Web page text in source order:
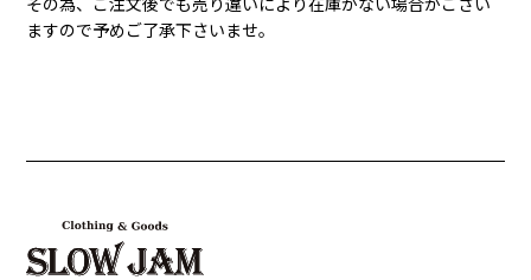
ますので予めご了承下さいませ。